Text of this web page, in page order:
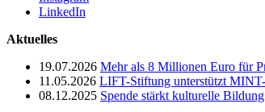
LinkedIn
Aktuelles
19.07.2026 Mehr als 8 Millionen Euro für
11.05.2026 LIFT-Stiftung unterstützt
08.12.2025 Spende stärkt kulturelle